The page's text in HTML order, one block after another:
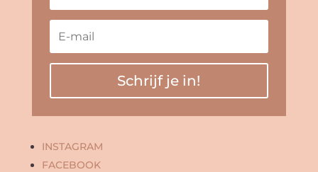
Schrijf je in!
INSTAGRAM
FACEBOOK